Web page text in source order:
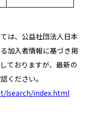
は、公益社団法人日本
加入者情報に基づき掲
ておりますが、最新の
ください。
lsearch/index.html